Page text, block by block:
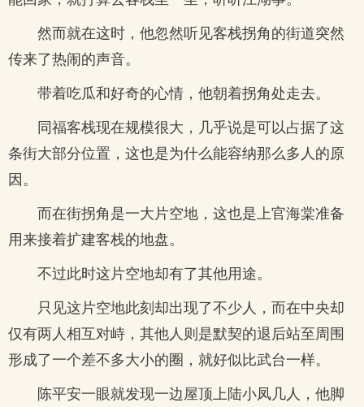
然而就在这时，他忽然听见客栈拐角的街道突然
传来了热闹的声音。
带着吃瓜和好奇的心情，他朝着拐角处走去。
同福客栈现在规模很大，几乎说是可以占据了这
条街大部分位置，这也是为什么能容纳那么多人的原
因。
而在街拐角是一大片空地，这也是上官海棠准备
用来接着扩建客栈的地盘。
不过此时这片空地却有了其他用途。
只见这片空地此刻却出现了不少人，而在中央却
仅有两人相互对峙，其他人则是默契的退后站至周围
形成了一个差不多大小的圈，就好似比武台一样。
陈平安一眼就发现一边屋顶上陆小凤几人，他脚